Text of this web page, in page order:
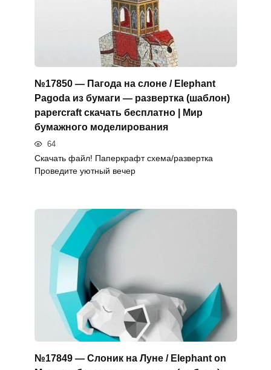
№17850 — Пагода на слоне / Elephant
Pagoda из бумаги — развертка (шаблон)
papercraft скачать бесплатно | Мир
бумажного моделирования
64
Скачать файл! Паперкрафт схема/развертка
Проведите уютный вечер
№17849 — Слоник на Луне / Elephant on